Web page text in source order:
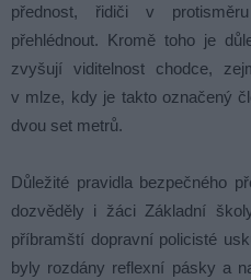
přednost, řidiči v
přehlédnout. Kromě toho je
zvyšují viditelnost chodce,
v mlze, kdy je takto označený
dvou set metrů.
Důležité pravidla bezpečného
dozvěděly i žáci Základní
příbramští dopravní policisté
byly rozdány reflexní pásky a